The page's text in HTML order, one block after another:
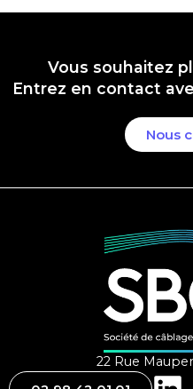
Vous souhaitez
Entrez en contact
Nous
22 Rue